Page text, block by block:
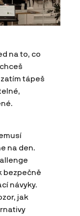
na to, co
tápeš
na den.
bezpečně
návyky.
jak